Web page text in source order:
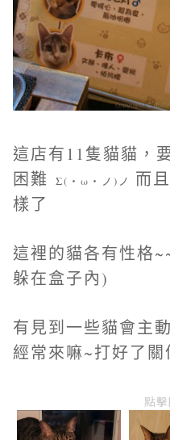
這店有11隻貓貓，
困難
Σ(・ω・ノ)ノ 而
樣了
這裡的貓各有性格
躲在盒子內)
有見到一些貓會主
經常來嘛~打好了
點